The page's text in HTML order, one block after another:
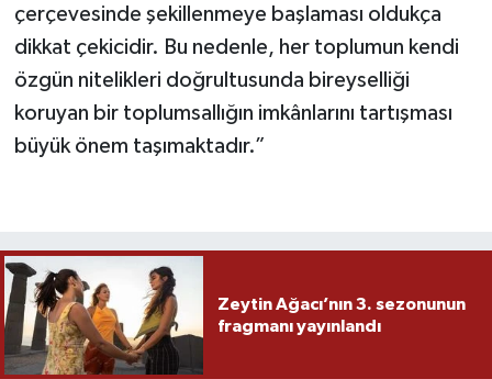
çerçevesinde şekillenmeye başlaması oldukça
dikkat çekicidir. Bu nedenle, her toplumun kendi
özgün nitelikleri doğrultusunda bireyselliği
koruyan bir toplumsallığın imkânlarını tartışması
büyük önem taşımaktadır.”
Zeytin Ağacı’nın 3. sezonunun
fragmanı yayınlandı